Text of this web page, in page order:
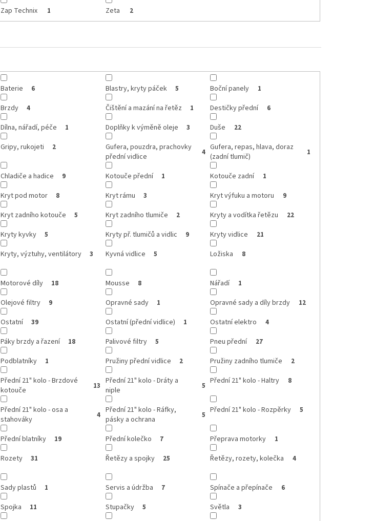
Zap Technix 1 Zeta 2
Baterie 6 Blastry, kryty páček 5 Boční panely 1
Brzdy 4 Čištění a mazání na řetěz 1 Destičky přední 6
Dílna, nářadí, péče 1 Doplňky k výměně oleje 3 Duše 22
Gripy, rukojeti 2
Gufera, pouzdra, prachovky
přední vidlice
4 Gufera, repas, hlava, doraz
(zadní tlumič)
1
Chladiče a hadice 9 Kotouče přední 1 Kotouče zadní 1
Kryt pod motor 8 Kryt rámu 3 Kryt výfuku a motoru 9
Kryt zadního kotouče 5 Kryt zadního tlumiče 2 Kryty a vodítka řetězu 22
Kryty kyvky 5 Kryty př. tlumičů a vidlic 9 Kryty vidlice 21
Kryty, výztuhy, ventilátory 3 Kyvná vidlice 5 Ložiska 8
Motorové díly 18 Mousse 8 Nářadí 1
Olejové filtry 9 Opravné sady 1 Opravné sady a díly brzdy 12
Ostatní 39 Ostatní (přední vidlice) 1 Ostatní elektro 4
Páky brzdy a řazení 18 Palivové filtry 5 Pneu přední 27
Podblatníky 1 Pružiny přední vidlice 2 Pružiny zadního tlumiče 2
Přední 21" kolo - Brzdové
kotouče
13
Přední 21" kolo - Dráty a
niple
5 Přední 21" kolo - Haltry 8
Přední 21" kolo - osa a
stahováky
4 Přední 21" kolo - Ráfky,
pásky a ochrana
5 Přední 21" kolo - Rozpěrky 5
Přední blatníky 19 Přední kolečko 7 Přeprava motorky 1
Rozety 31 Řetězy a spojky 25 Řetězy, rozety, kolečka 4
Sady plastů 1 Servis a údržba 7 Spínače a přepínače 6
Spojka 11 Stupačky 5 Světla 3